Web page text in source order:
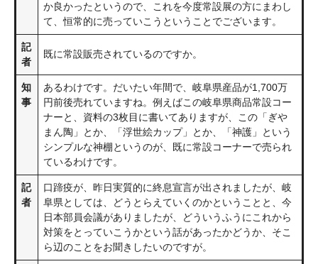
か良かったというので、これを今度常設展の方にまわし
て、恒常的に売っていこうということでございます。
記
者
既に常設販売されているのですか。
知
事
あるわけです。だいたい年間で、岐阜県産品が1,700万
円前後売れていますね。例えばこの岐阜県商品常設コー
ナーと、資料の3枚目に書いてありますが、この「ぎや
まん陶」とか、「浮世絵カップ」とか、「神護」という
シンプルな神棚というのが、既に常設コーナーで売られ
ているわけです。
記
者
口蹄疫が、昨日実質的に終息宣言が出されましたが、岐
阜県としては、どうとらえていくのかということと、今
日本部員会議がありましたが、どういうふうにこれから
対策をとっていこうかという話があったかどうか、そこ
ら辺のことをお聞きしたいのですが。